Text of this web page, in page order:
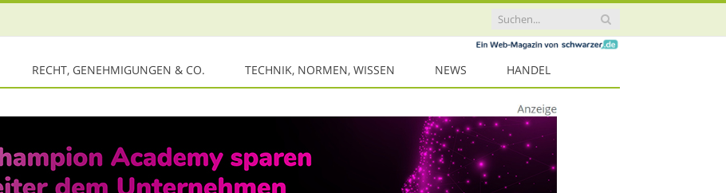
RECHT, GENEHMIGUNGEN & CO. TECHNIK, NORMEN, WISSEN NEWS HANDEL